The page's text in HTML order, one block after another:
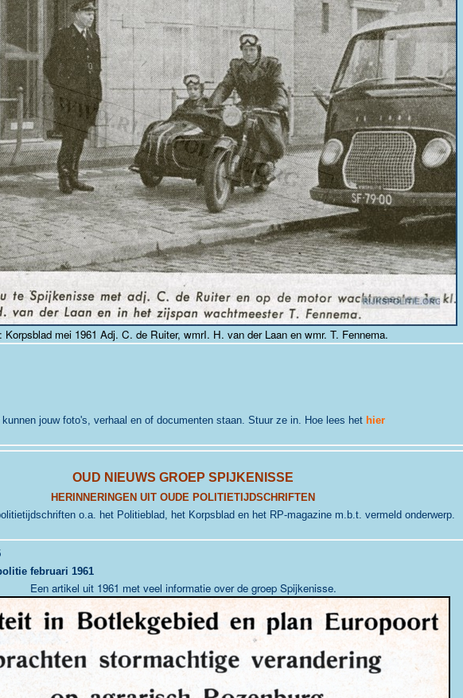
Korpsblad mei 1961 Adj. C. de Ruiter, wmrI. H. van der Laan en wmr. T. Fennema.
kunnen jouw foto's, verhaal en of documenten staan. Stuur ze in. Hoe lees het hier
OUD NIEUWS GROEP SPIJKENISSE
HERINNERINGEN UIT OUDE POLITIETIJDSCHRIFTEN
o.a. het Politieblad, het Korpsblad en het RP-magazine m.b.t. vermeld onderwerp.
februari 1961
Een artikel uit 1961 met veel informatie over de groep Spijkenisse.